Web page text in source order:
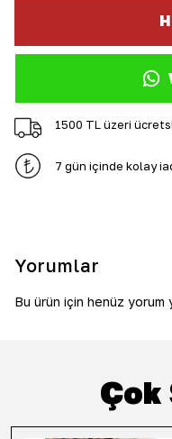
1500 TL üzeri
7 gün içinde kolay
Yorumlar
Bu ürün için henüz yorum
Çok